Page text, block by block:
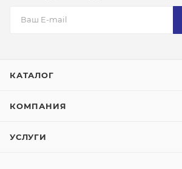
КАТАЛОГ
КОМПАНИЯ
УСЛУГИ